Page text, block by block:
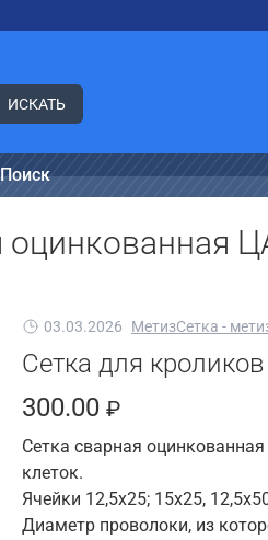
ИСКАТЬ
Поиск
оцинкованная
03.03.2026 МетизСетка -
Сетка для
300.00₽
Сетка сварная
клеток.
Ячейки 12,5х25; 15х25,
Диаметр проволоки, из